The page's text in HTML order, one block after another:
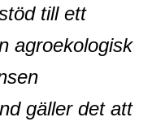
till ett
agroekologisk
gäller det att